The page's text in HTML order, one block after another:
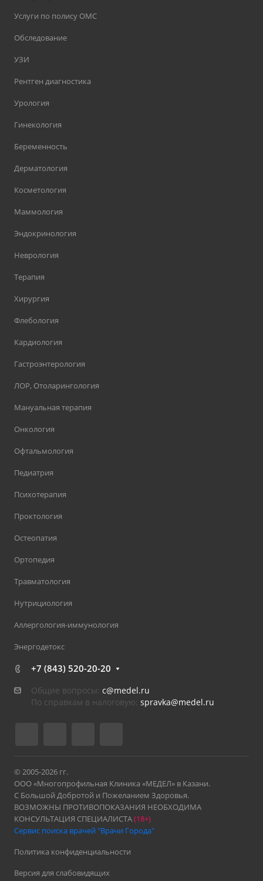
Услуги по полису ОМС
Обследование
УЗИ
Рентген диагностика
Урология
Гинекология
Беременность
Дерматология
Косметология
Маммология
Эндокринология
Неврология
Терапия
Хирургия
Флебология
Кардиология
Гастроэнтерология
ЛОР, Отоларингология
Мануальная терапия
Онкология
Офтальмология
Педиатрия
Психотерапия
Проктология
Остеопатия
Ортопедия
Травматология
Нутрициология
Аллергология-иммунология
Энергодетокс
+7 (843) 520-20-20
Общие вопросы: c@medel.ru
По справкам в налоговую: spravka@medel.ru
© 2005-2026 гг.
ООО «Многопрофильная Клиника «МЕДЕЛ» в Казани.
С Большой Добротой и Пожеланием Здоровья.
ВОЗМОЖНЫ ПРОТИВОПОКАЗАНИЯ НЕОБХОДИМА
КОНСУЛЬТАЦИЯ СПЕЦИАЛИСТА(18+)
Сервис поиска врачей "Врачи Города"
Политика конфиденциальности
Версия для слабовидящих